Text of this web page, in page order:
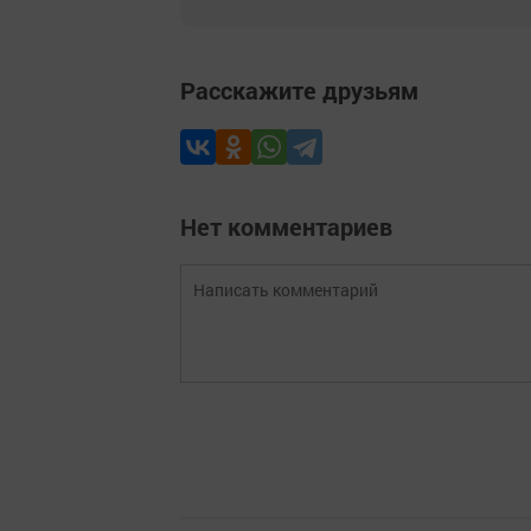
Расскажите друзьям
Нет комментариев